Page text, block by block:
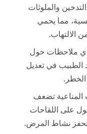
والملوثات
مما يحمي
الالتهاب.
ملاحظات حول
الطبيب في تعديل
المناعية تضعف
على اللقاحات
تحفز نشاط المرض.